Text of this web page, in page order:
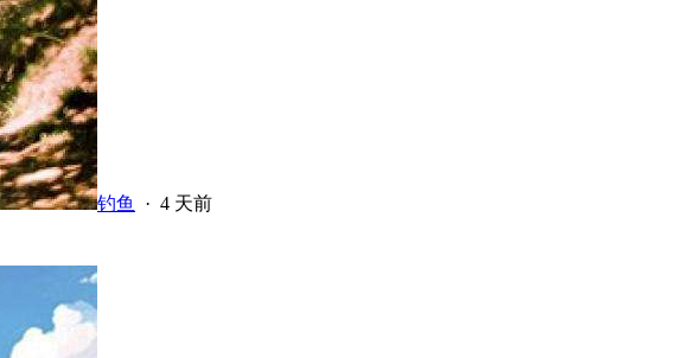
钓鱼 · 4 天前